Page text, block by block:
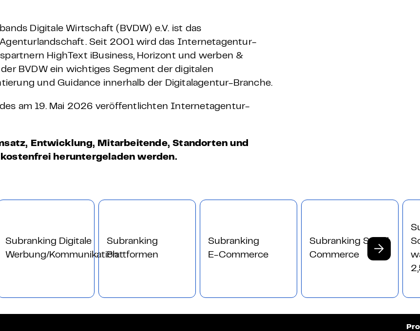
Digitale Wirtschaft (BVDW) e.V. ist das
Seit 2001 wird das Internetagentur-
HighText iBusiness, Horizont und werben &
BVDW ein wichtiges Segment der digitalen
und Guidance innerhalb der Digitalagentur-Branche.
am 19. Mai 2026 veröffentlichten Internetagentur-
Entwicklung, Mitarbeitende, Standorten und
heruntergeladen werden.
Subranking Digitale
Werbung/Kommunikation
Subranking
Plattformen
Subranking
E-Commerce
Subranking Social
Commerce